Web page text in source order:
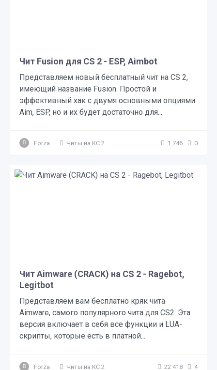
Чит Fusion для CS 2 - ESP, Aimbot
Представляем новый бесплатный чит на CS 2,
имеющий название Fusion. Простой и
эффективный хак с двумя основными опциями
Aim, ESP, но и их будет достаточно для...
Forza Читы на КС 2 1 746 0
Чит Aimware (CRACK) на CS 2 - Ragebot,
Legitbot
Представляем вам бесплатно кряк чита
Aimware, самого популярного чита для CS2. Эта
версия включает в себя все функции и LUA-
скрипты, которые есть в платной...
Forza Читы на КС 2 22 418 4